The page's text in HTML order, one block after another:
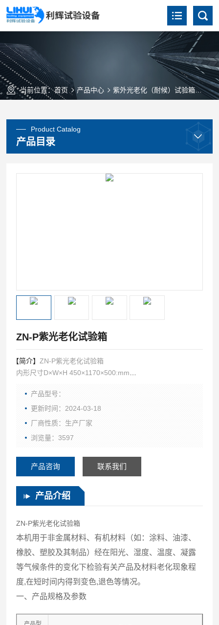
当前位置：首页 产品中心 紫外光老化（耐候）试验箱 ZN-
Product Catalog
产品目录
ZN-P紫光老化试验箱
【简介】 ZN-P紫光老化试验箱
内形尺寸D×W×H 450×1170×500:mm
光源：UVA-340
灯管品牌：国产或进口（选配）
灯管数量：12支（其中4支备用）
产品型号：
更新时间：2024-03-18
厂商性质：生产厂家
浏览量：3597
产品咨询 联系我们
产品介绍
ZN-P紫光老化试验箱
本机用于非金属材料、有机材料（如：涂料、油漆、
橡胶、塑胶及其制品）经在阳光、湿度、温度、凝露
等气候条件的变化下检验有关产品及材料老化现象程
度,在短时间内得到变色,退色等情况。
一、产品规格及参数